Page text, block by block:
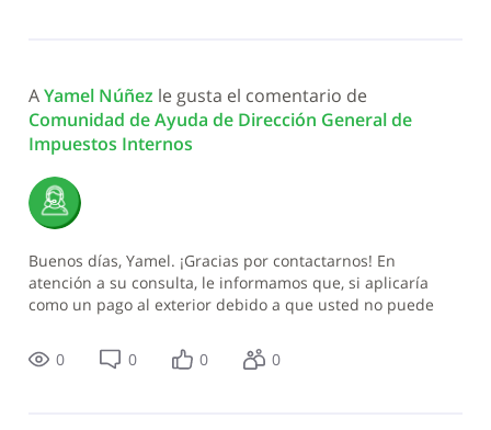
A Yamel Núñez le gusta el comentario de
Comunidad de Ayuda de Dirección General de
Impuestos Internos
Buenos días, Yamel. ¡Gracias por contactarnos! En
atención a su consulta, le informamos que, si aplicaría
como un pago al exterior debido a que usted no puede
0
0 0 0